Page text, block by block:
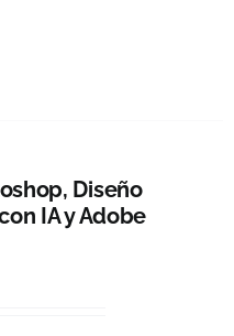
Diseño
IA y Adobe